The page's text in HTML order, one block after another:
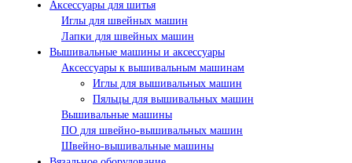
Аксессуары для шитья
Иглы для швейных машин
Лапки для швейных машин
Вышивальные машины и аксессуары
Аксессуары к вышивальным машинам
Иглы для вышивальных машин
Пяльцы для вышивальных машин
Вышивальные машины
ПО для швейно-вышивальных машин
Швейно-вышивальные машины